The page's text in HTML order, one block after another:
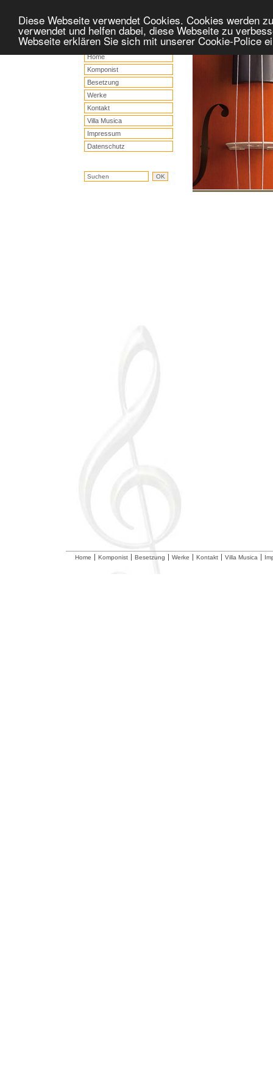
Diese Webseite verwendet Cookies. Cookies werden
verwendet und helfen dabei, diese Webseite zu
Webseite erklären Sie sich mit unserer Cookie-Police
Home
Komponist
Besetzung
Werke
Kontakt
Villa Musica
Impressum
Datenschutz
Home Komponist Besetzung Werke Kontakt Villa Musica